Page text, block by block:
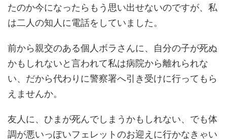
たのか今になったらもう思い出せないのですが、私
は二人の知人に電話をしていました。
前から親交のある個人ボラさんに、自分の子が死ぬ
かもしれないと言われて私は病院から離れられな
い、だから代わりに警察署へ引き受けに行ってもら
えませんか。
友人に、ひまが死んでしまうかもしれない、でも体
調が悪いっぽいフェレットのお迎えに行かなきゃい